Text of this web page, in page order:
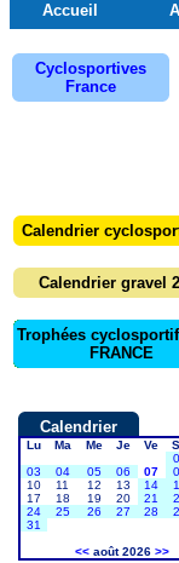
Accueil
Cyclosportives
France
Calendrier
Calendrier gravel
Trophées
FRANCE
Calendrier
Lu Ma Me Je Ve
03
04 05 06 07
10
11 12 13 14
17
18 19 20 21
24
25 26 27 28
31
<<août 2026 >>